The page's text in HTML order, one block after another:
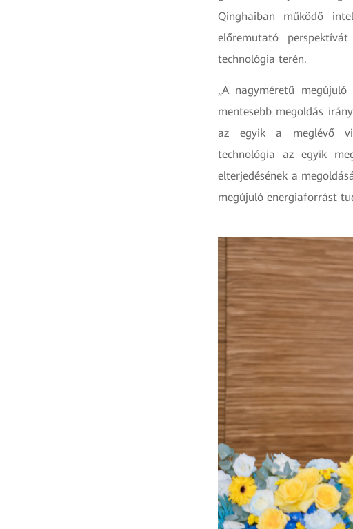
Qinghaiban működő
előremutató
technológia terén.
„A nagyméretű
mentesebb megoldás
az egyik a meglévő
technológia az egyik
elterjedésének a
megújuló energiaforrást